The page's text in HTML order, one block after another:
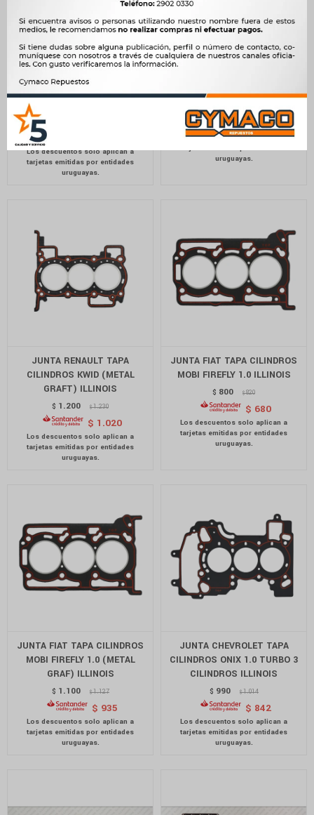
JUNTA HYUNDAI TAPA
CILINDROS ATOS 1.0 G4HC
CILINDROS KWID ILLINOIS
$ 900 922
$ 765
JUNTA RENAULT TAPA
CILINDROS KWID (METAL
GRAFT) ILLINOIS
$ 1.200 $1.230
$ 1.020
JUNTA FIAT TAPA CILINDROS
MOBI FIREFLY 1.0 ILLINOIS
$ 800 $820
$ 680
JUNTA FIAT TAPA CILINDROS
MOBI FIREFLY 1.0 (METAL
GRAF) ILLINOIS
$ 1.100 $1.127
$ 935
JUNTA CHEVROLET TAPA
CILINDROS ONIX 1.0 TURBO 3
CILINDROS ILLINOIS
$ 990 $1.014
$ 842